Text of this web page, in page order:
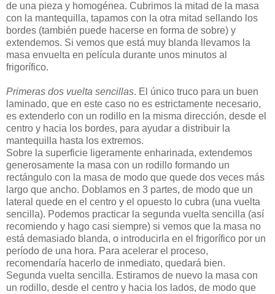
de una pieza y homogénea. Cubrimos la mitad de la masa
con la mantequilla, tapamos con la otra mitad sellando los
bordes (también puede hacerse en forma de sobre) y
extendemos. Si vemos que está muy blanda llevamos la
masa envuelta en película durante unos minutos al
frigorífico.
Primeras dos vuelta sencillas. El único truco para un buen
laminado, que en este caso no es estrictamente necesario,
es extenderlo con un rodillo en la misma dirección, desde el
centro y hacia los bordes, para ayudar a distribuir la
mantequilla hasta los extremos.
Sobre la superficie ligeramente enharinada, extendemos
generosamente la masa con un rodillo formando un
rectángulo con la masa de modo que quede dos veces más
largo que ancho. Doblamos en 3 partes, de modo que un
lateral quede en el centro y el opuesto lo cubra (una vuelta
sencilla). Podemos practicar la segunda vuelta sencilla (así
recomiendo y hago casi siempre) si vemos que la masa no
está demasiado blanda, o introducirla en el frigorífico por un
período de una hora. Para acelerar el proceso,
recomendaría hacerlo de inmediato, quedará bien.
Segunda vuelta sencilla. Estiramos de nuevo la masa con
un rodillo, desde el centro y hacia los lados, de modo que